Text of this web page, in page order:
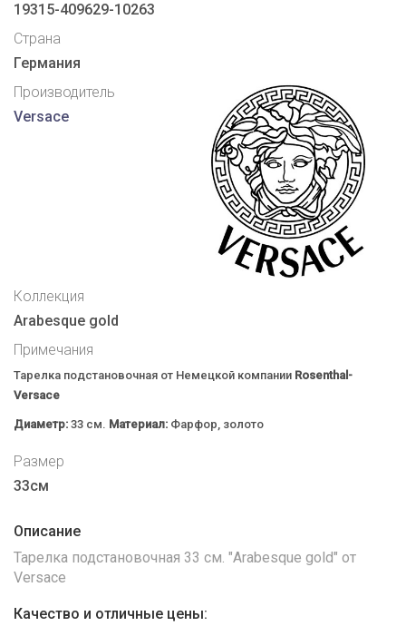
19315-409629-10263
Страна
Германия
Производитель
Versace
Коллекция
Arabesque gold
Примечания
Тарелка подстановочная от Немецкой компании Rosenthal-
Versace
Диаметр: 33 см. Материал: Фарфор, золото
Размер
33см
Описание
Тарелка подстановочная 33 см. "Arabesque gold" от
Versace
Качество и отличные цены: